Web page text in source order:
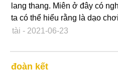
lang thang. Miên ở đây có
ta có thể hiểu rằng là dạo
tài - 2021-06-23
đoàn kết